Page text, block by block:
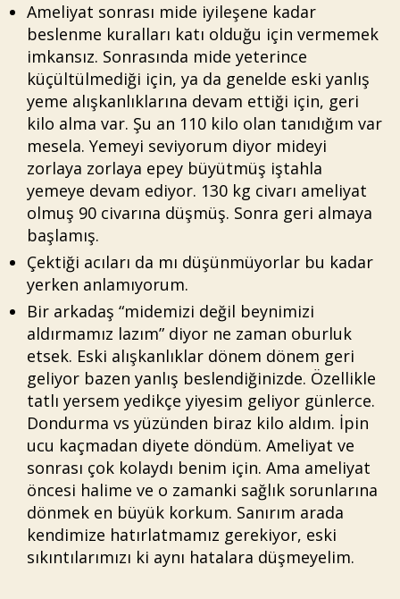
Ameliyat sonrası mide iyileşene kadar
beslenme kuralları katı olduğu için vermemek
imkansız. Sonrasında mide yeterince
küçültülmediği için, ya da genelde eski yanlış
yeme alışkanlıklarına devam ettiği için, geri
kilo alma var. Şu an 110 kilo olan tanıdığım var
mesela. Yemeyi seviyorum diyor mideyi
zorlaya zorlaya epey büyütmüş iştahla
yemeye devam ediyor. 130 kg civarı ameliyat
olmuş 90 civarına düşmüş. Sonra geri almaya
başlamış.
Çektiği acıları da mı düşünmüyorlar bu kadar
yerken anlamıyorum.
Bir arkadaş “midemizi değil beynimizi
aldırmamız lazım” diyor ne zaman oburluk
etsek. Eski alışkanlıklar dönem dönem geri
geliyor bazen yanlış beslendiğinizde. Özellikle
tatlı yersem yedikçe yiyesim geliyor günlerce.
Dondurma vs yüzünden biraz kilo aldım. İpin
ucu kaçmadan diyete döndüm. Ameliyat ve
sonrası çok kolaydı benim için. Ama ameliyat
öncesi halime ve o zamanki sağlık sorunlarına
dönmek en büyük korkum. Sanırım arada
kendimize hatırlatmamız gerekiyor, eski
sıkıntılarımızı ki aynı hatalara düşmeyelim.